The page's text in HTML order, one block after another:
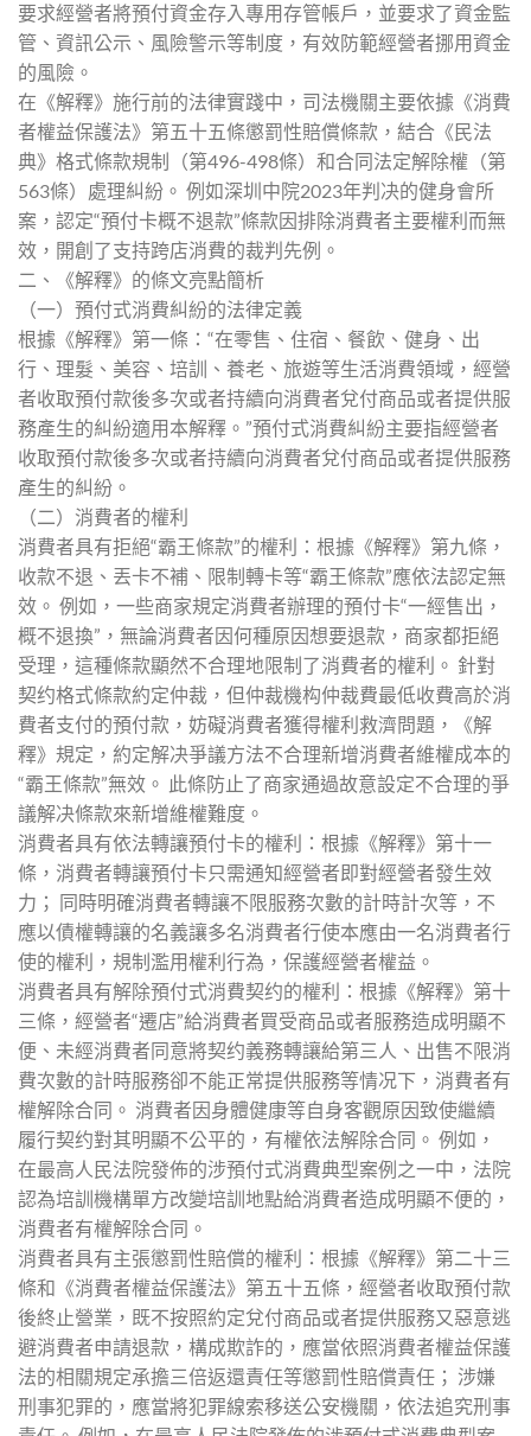
要求經營者將預付資金存入專用存管帳戶，並要求了資金監
管、資訊公示、風險警示等制度，有效防範經營者挪用資金
的風險。
在《解釋》施行前的法律實踐中，司法機關主要依據《消費
者權益保護法》第五十五條懲罰性賠償條款，結合《民法
典》格式條款規制（第496-498條）和合同法定解除權（第
563條）處理糾紛。 例如深圳中院2023年判决的健身會所
案，認定“預付卡概不退款”條款因排除消費者主要權利而無
效，開創了支持跨店消費的裁判先例。
二、《解釋》的條文亮點簡析
（一）預付式消費糾紛的法律定義
根據《解釋》第一條：“在零售、住宿、餐飲、健身、出
行、理髮、美容、培訓、養老、旅遊等生活消費領域，經營
者收取預付款後多次或者持續向消費者兌付商品或者提供服
務產生的糾紛適用本解釋。”預付式消費糾紛主要指經營者
收取預付款後多次或者持續向消費者兌付商品或者提供服務
產生的糾紛。
（二）消費者的權利
消費者具有拒絕“霸王條款”的權利：根據《解釋》第九條，
收款不退、丟卡不補、限制轉卡等“霸王條款”應依法認定無
效。 例如，一些商家規定消費者辦理的預付卡“一經售出，
概不退換”，無論消費者因何種原因想要退款，商家都拒絕
受理，這種條款顯然不合理地限制了消費者的權利。 針對
契约格式條款約定仲裁，但仲裁機构仲裁費最低收費高於消
費者支付的預付款，妨礙消費者獲得權利救濟問題，《解
釋》規定，約定解决爭議方法不合理新增消費者維權成本的
“霸王條款”無效。 此條防止了商家通過故意設定不合理的爭
議解决條款來新增維權難度。
消費者具有依法轉讓預付卡的權利：根據《解釋》第十一
條，消費者轉讓預付卡只需通知經營者即對經營者發生效
力； 同時明確消費者轉讓不限服務次數的計時計次等，不
應以債權轉讓的名義讓多名消費者行使本應由一名消費者行
使的權利，規制濫用權利行為，保護經營者權益。
消費者具有解除預付式消費契约的權利：根據《解釋》第十
三條，經營者“遷店”給消費者買受商品或者服務造成明顯不
便、未經消費者同意將契约義務轉讓給第三人、出售不限消
費次數的計時服務卻不能正常提供服務等情况下，消費者有
權解除合同。 消費者因身體健康等自身客觀原因致使繼續
履行契约對其明顯不公平的，有權依法解除合同。 例如，
在最高人民法院發佈的涉預付式消費典型案例之一中，法院
認為培訓機構單方改變培訓地點給消費者造成明顯不便的，
消費者有權解除合同。
消費者具有主張懲罰性賠償的權利：根據《解釋》第二十三
條和《消費者權益保護法》第五十五條，經營者收取預付款
後終止營業，既不按照約定兌付商品或者提供服務又惡意逃
避消費者申請退款，構成欺詐的，應當依照消費者權益保護
法的相關規定承擔三倍返還責任等懲罰性賠償責任； 涉嫌
刑事犯罪的，應當將犯罪線索移送公安機關，依法追究刑事